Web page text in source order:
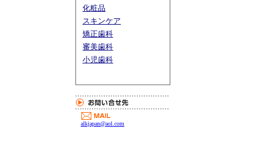
化粧品
スキンケア
矯正歯科
審美歯科
小児歯科
alkjapan@aol.com